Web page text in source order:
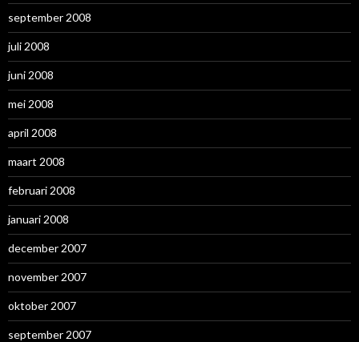
september 2008
juli 2008
juni 2008
mei 2008
april 2008
maart 2008
februari 2008
januari 2008
december 2007
november 2007
oktober 2007
september 2007